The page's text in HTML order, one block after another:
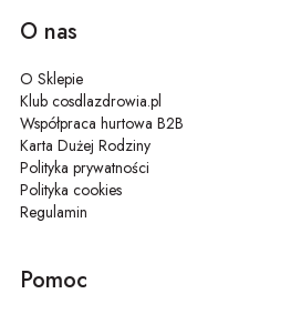
O nas
O Sklepie
Klub cosdlazdrowia.pl
Współpraca hurtowa B2B
Karta Dużej Rodziny
Polityka prywatności
Polityka cookies
Regulamin
Pomoc